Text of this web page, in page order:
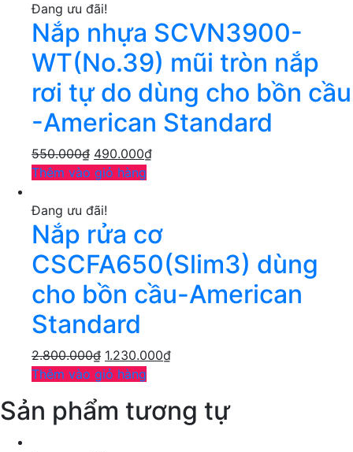
Đang ưu đãi!
Nắp nhựa SCVN3900-
WT(No.39) mũi tròn nắp
rơi tự do dùng cho bồn cầu
-American Standard
550.000₫ 490.000₫
Thêm vào giỏ hàng
Đang ưu đãi!
Nắp rửa cơ
CSCFA650(Slim3) dùng
cho bồn cầu-American
Standard
2.800.000₫ 1.230.000₫
Thêm vào giỏ hàng
Sản phẩm tương tự